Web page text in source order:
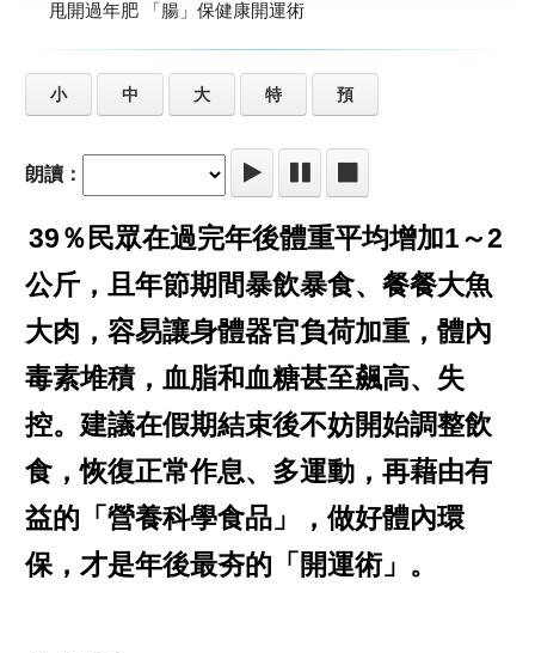
甩開過年肥 「腸」保健康開運術
小 中 大 特 預
朗讀：
39％民眾在過完年後體重平均增加1～2
公斤，且年節期間暴飲暴食、餐餐大魚
大肉，容易讓身體器官負荷加重，體內
毒素堆積，血脂和血糖甚至飆高、失
控。建議在假期結束後不妨開始調整飲
食，恢復正常作息、多運動，再藉由有
益的「營養科學食品」，做好體內環
保，才是年後最夯的「開運術」。